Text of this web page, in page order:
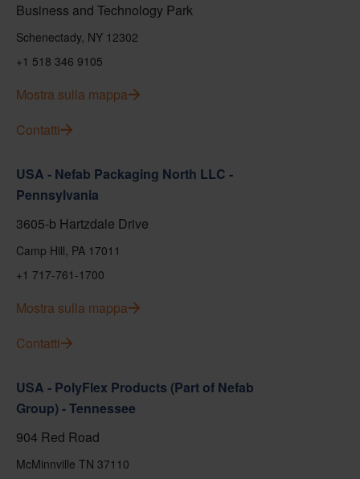
Business and Technology Park
Schenectady, NY 12302
+1 518 346 9105
Mostra sulla mappa
Contatti
USA - Nefab Packaging North LLC -
Pennsylvania
3605-b Hartzdale Drive
Camp Hill, PA 17011
+1 717-761-1700
Mostra sulla mappa
Contatti
USA - PolyFlex Products (Part of Nefab
Group) - Tennessee
904 Red Road
McMinnville TN 37110